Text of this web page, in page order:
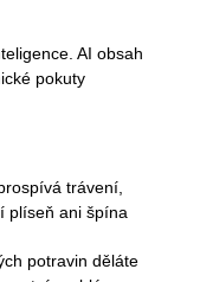
AI obsah
pokuty
trávení,
plíseň ani špína
potravin děláte